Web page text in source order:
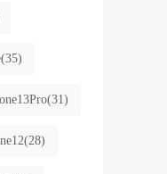
(35)
(31)
(28)